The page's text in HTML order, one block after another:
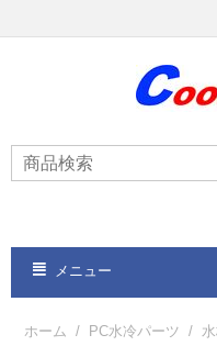
メニュー
ホーム / PC水冷パーツ /